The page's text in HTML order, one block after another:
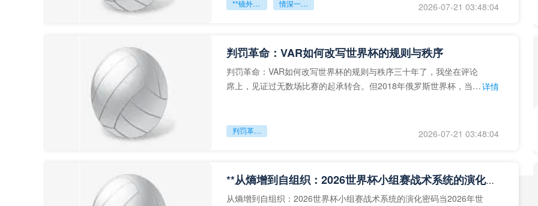
**镜外留影 情深一瞬** 2026-07-21 03:48:04
判罚革命：VAR如何改写世界杯的规则与秩序
判罚革命：VAR如何改写世界杯的规则与秩序三十年了，我坐在评论
席上，见证过无数场比赛的起承转合。但2018年俄罗斯世界杯，当
详情
判罚革命：VAR如何改写世界杯的规则与秩序 2026-07-21 03:48:04
**从熵增到自组织：2026世界杯小组赛战术系统的演化密码**
从熵增到自组织：2026世界杯小组赛战术系统的演化密码当2026年世